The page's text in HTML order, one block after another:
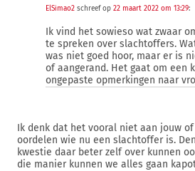
ElSimao2 schreef op 22 maart 2022 om 13:29:
Ik vind het sowieso wat zwaar
te spreken over slachtoffers.
was niet goed hoor, maar er is
of aangerand. Het gaat om een
ongepaste opmerkingen naar
Ik denk dat het vooral niet aan jouw
oordelen wie nu een slachtoffer is.
kwestie daar beter zelf over kunnen
die manier kunnen we alles gaan